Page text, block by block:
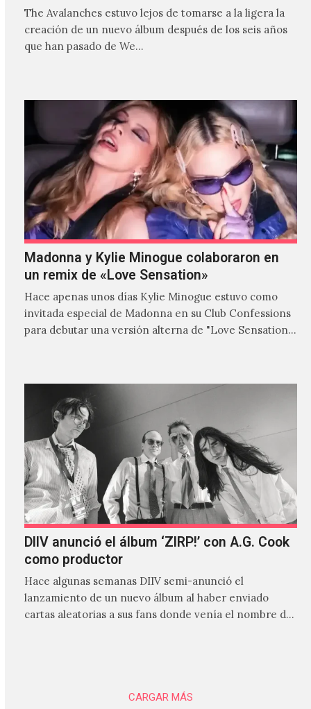
The Avalanches estuvo lejos de tomarse a la ligera la
creación de un nuevo álbum después de los seis años
que han pasado de We…
Madonna y Kylie Minogue colaboraron en
un remix de «Love Sensation»
Hace apenas unos días Kylie Minogue estuvo como
invitada especial de Madonna en su Club Confessions
para debutar una versión alterna de "Love Sensation",
DIIV anunció el álbum ‘ZIRP!’ con A.G. Cook
como productor
Hace algunas semanas DIIV semi-anunció el
lanzamiento de un nuevo álbum al haber enviado
cartas aleatorias a sus fans donde venía el nombre de
CARGAR MÁS